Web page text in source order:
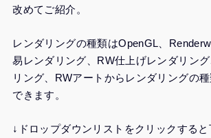
改めてご紹介。
レンダリングの種類はOpenGL、
易レンダリング、RW仕上げレンダリン
リング、RWアートからレンダリングの
できます。
↓ドロップダウンリストをクリックする